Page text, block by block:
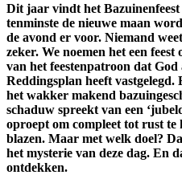
Dit jaar vindt het Bazuinenfeest
tenminste de nieuwe maan
de avond er voor. Niemand
zeker. We noemen het een
van het feestenpatroon dat
Reddingsplan heeft
het wakker makend
schaduw spreekt van een
oproept om compleet tot rust te
blazen. Maar met welk doel?
het mysterie van deze dag. En
ontdekken.